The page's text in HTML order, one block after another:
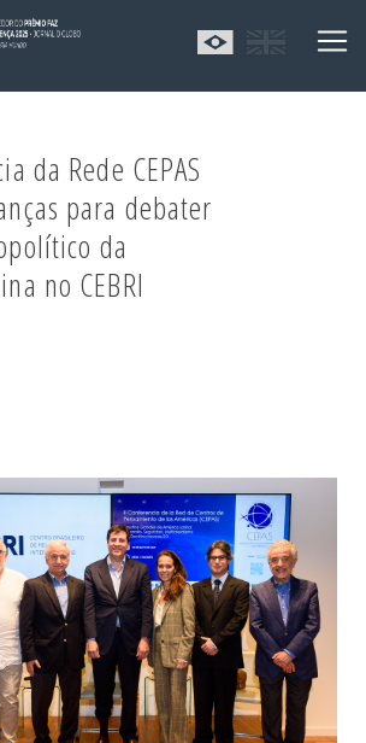
da Rede CEPAS
para debater
da
no CEBRI